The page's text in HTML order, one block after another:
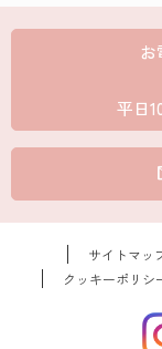
お米のプチ
ハロウィン
敬老の日に
◆◇ウコンの
夏の帰省に
ルギフト特
平日
サイトマッ
クッキーポリシ